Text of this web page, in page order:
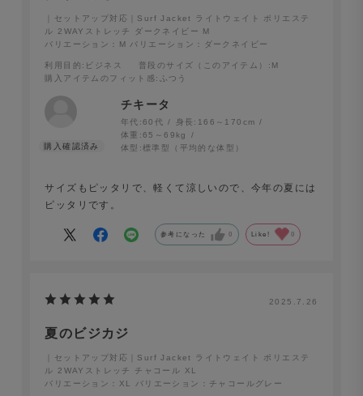
ッチ チャコールグレー
。
｜セットアップ対応｜Surf Jacket ライトウェイト ポリエステ
ル 2WAYストレッチ ダークネイビー M
バリエーション：M バリエーション：ダークネイビー
利用目的 :ビジネス 普段のサイズ（このアイテム）
:M
購入アイテムのフィット感:ふつう
チキータ
年代:60代 身長: 166～170cm
体重:65～69kg
体型:標準型（平均的な体型）
サイズもピッタリで、軽くて涼しいので、今年の夏には
ピッタリです。
参考になった 0 Like! 0
2025.7.26
夏のビジカジ
｜セットアップ対応｜Surf Jacket ライトウェイト ポリエステ
ル 2WAYストレッチ チャコール XL
バリエーション：XL
バリエーション：チャコールグレー